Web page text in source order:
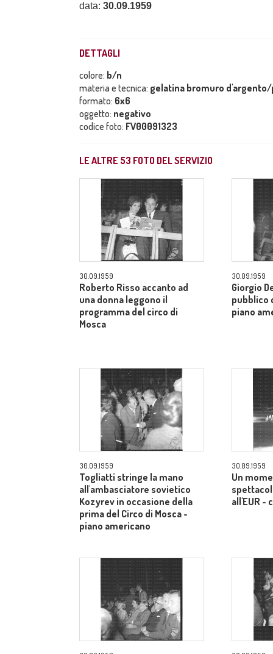
data: 30.09.1959
DETTAGLI
colore: b/n
materia e tecnica: gelatina bromuro
formato: 6x6
oggetto: negativo
codice foto: FV00091323
LE ALTRE 53 FOTO DEL SERVIZIO
30.09.1959
Roberto Risso accanto ad
una donna leggono il
programma del circo di
Mosca
30.09.1959
Giorgio
pubblico
piano
30.09.1959
Togliatti stringe la mano
all'ambasciatore sovietico
Kozyrev in occasione della
prima del Circo di Mosca -
piano americano
30.09.1959
Un
all'EUR -